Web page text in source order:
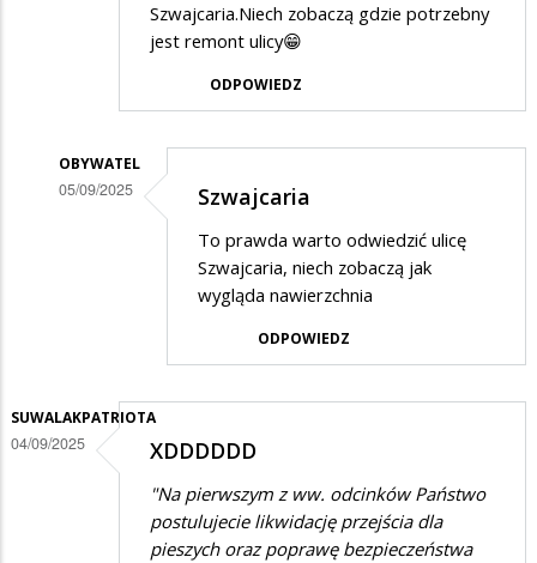
Szwajcaria.Niech zobaczą gdzie potrzebny
jest remont ulicy😁
ODPOWIEDZ
OBYWATEL
05/09/2025
odpowiedzi
Proponuję
radnym
wycieczkę…
Szwajcaria
To prawda warto odwiedzić ulicę
Szwajcaria, niech zobaczą jak
wygląda nawierzchnia
ODPOWIEDZ
SUWALAKPATRIOTA
04/09/2025 XDDDDDD
"Na pierwszym z ww. odcinków Państwo
postulujecie likwidację przejścia dla
pieszych oraz poprawę bezpieczeństwa